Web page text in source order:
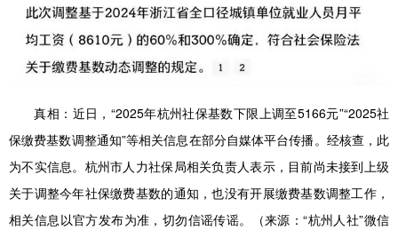
真相： 近日，“2025年杭州社保基数下限上调至5166元”“2025社
保缴费基数调整通知”等相关信息在部分自媒体平台传播。经核查，此
为不实信息。杭州市人力社保局相关负责人表示，目前尚未接到上级
关于调整今年社保缴费基数的通知，也没有开展缴费基数调整工作，
相关信息以官方发布为准，切勿信谣传谣。（来源：“杭州人社”微信